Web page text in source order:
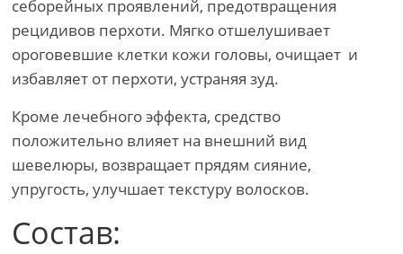
себорейных проявлений, предотвращения
рецидивов перхоти. Мягко отшелушивает
ороговевшие клетки кожи головы, очищает и
избавляет от перхоти, устраняя зуд.
Кроме лечебного эффекта, средство
положительно влияет на внешний вид
шевелюры, возвращает прядям сияние,
упругость, улучшает текстуру волосков.
Состав: